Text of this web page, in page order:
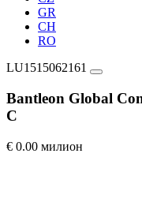
GR
CH
RO
LU1515062161
Bantleon Global
C
€ 0.00 милион